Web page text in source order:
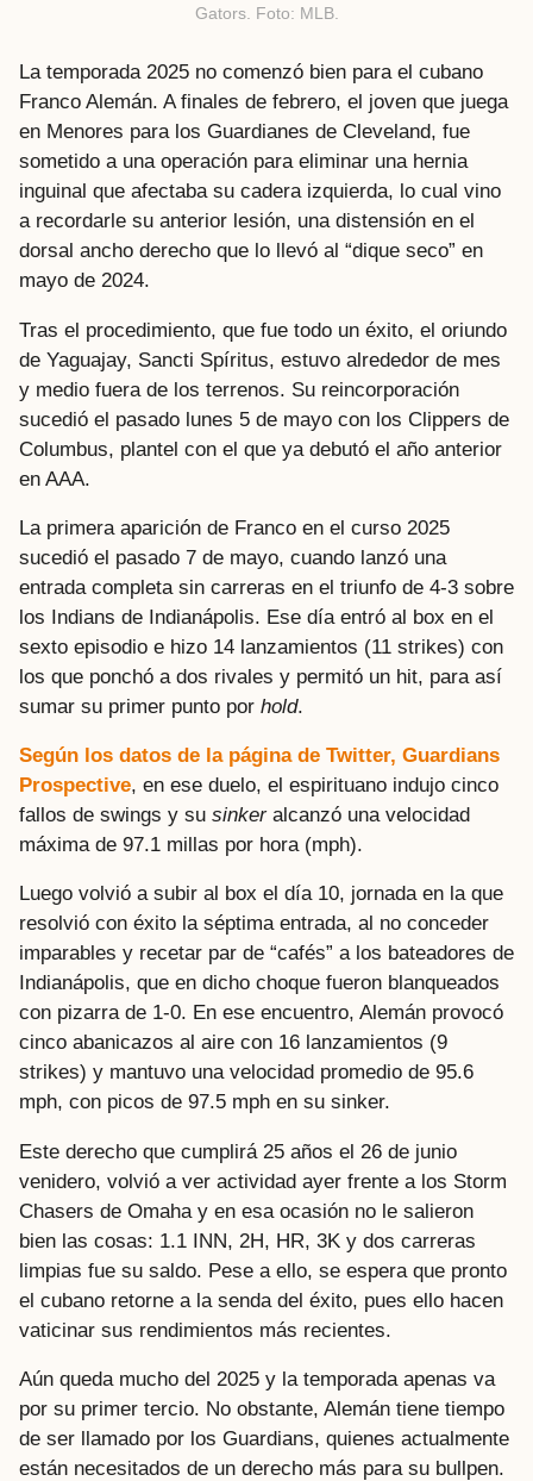
Gators. Foto: MLB.
La temporada 2025 no comenzó bien para el cubano
Franco Alemán. A finales de febrero, el joven que juega
en Menores para los Guardianes de Cleveland, fue
sometido a una operación para eliminar una hernia
inguinal que afectaba su cadera izquierda, lo cual vino
a recordarle su anterior lesión, una distensión en el
dorsal ancho derecho que lo llevó al “dique seco” en
mayo de 2024.
Tras el procedimiento, que fue todo un éxito, el oriundo
de Yaguajay, Sancti Spíritus, estuvo alrededor de mes
y medio fuera de los terrenos. Su reincorporación
sucedió el pasado lunes 5 de mayo con los Clippers de
Columbus, plantel con el que ya debutó el año anterior
en AAA.
La primera aparición de Franco en el curso 2025
sucedió el pasado 7 de mayo, cuando lanzó una
entrada completa sin carreras en el triunfo de 4-3 sobre
los Indians de Indianápolis. Ese día entró al box en el
sexto episodio e hizo 14 lanzamientos (11 strikes) con
los que ponchó a dos rivales y permitó un hit, para así
sumar su primer punto por hold.
Según los datos de la página de Twitter, Guardians
Prospective, en ese duelo, el espirituano indujo cinco
fallos de swings y su sinkeralcanzó una velocidad
máxima de 97.1 millas por hora (mph).
Luego volvió a subir al box el día 10, jornada en la que
resolvió con éxito la séptima entrada, al no conceder
imparables y recetar par de “cafés” a los bateadores de
Indianápolis, que en dicho choque fueron blanqueados
con pizarra de 1-0. En ese encuentro, Alemán provocó
cinco abanicazos al aire con 16 lanzamientos (9
strikes) y mantuvo una velocidad promedio de 95.6
mph, con picos de 97.5 mph en su sinker.
Este derecho que cumplirá 25 años el 26 de junio
venidero, volvió a ver actividad ayer frente a los Storm
Chasers de Omaha y en esa ocasión no le salieron
bien las cosas: 1.1 INN, 2H, HR, 3K y dos carreras
limpias fue su saldo. Pese a ello, se espera que pronto
el cubano retorne a la senda del éxito, pues ello hacen
vaticinar sus rendimientos más recientes.
Aún queda mucho del 2025 y la temporada apenas va
por su primer tercio. No obstante, Alemán tiene tiempo
de ser llamado por los Guardians, quienes actualmente
están necesitados de un derecho más para su bullpen.